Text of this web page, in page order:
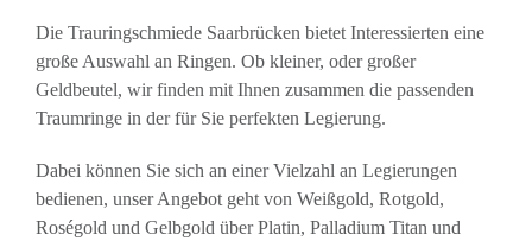
Die Trauringschmiede Saarbrücken bietet Interessierten eine
große Auswahl an Ringen. Ob kleiner, oder großer
Geldbeutel, wir finden mit Ihnen zusammen die passenden
Traumringe in der für Sie perfekten Legierung.
Dabei können Sie sich an einer Vielzahl an Legierungen
bedienen, unser Angebot geht von Weißgold, Rotgold,
Roségold und Gelbgold über Platin, Palladium Titan und